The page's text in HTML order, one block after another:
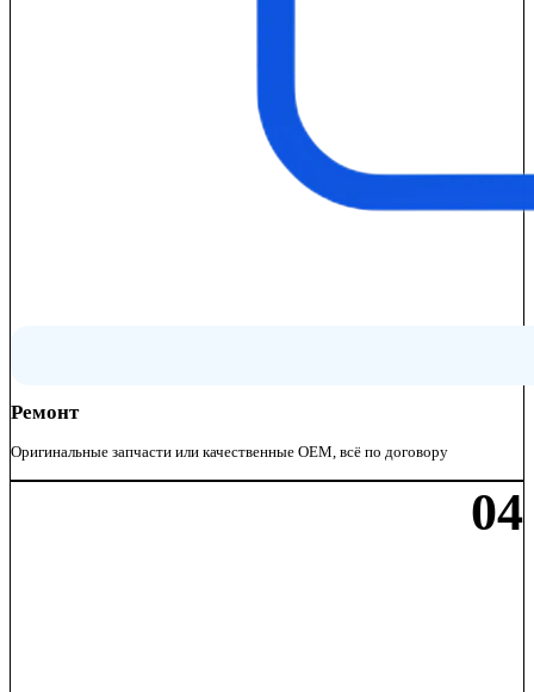
Ремонт
Оригинальные запчасти или качественные OEM, всё по договору
04